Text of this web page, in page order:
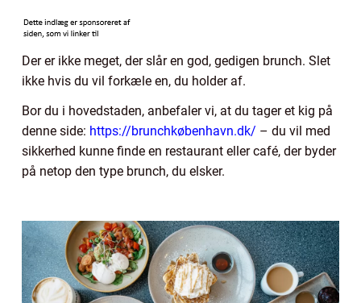
Der er ikke meget, der slår en god, gedigen brunch. Slet
ikke hvis du vil forkæle en, du holder af.
Bor du i hovedstaden, anbefaler vi, at du tager et kig på
denne side: https://brunchkøbenhavn.dk/ – du vil med
sikkerhed kunne finde en restaurant eller café, der byder
på netop den type brunch, du elsker.